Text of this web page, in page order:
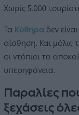
Χωρίς 5.000
Τα Κύθηρα δεν
αίσθηση. Και μόλις
οι ντόπιοι τα
υπερηφάνεια.
Παραλίες
ξεχάσεις